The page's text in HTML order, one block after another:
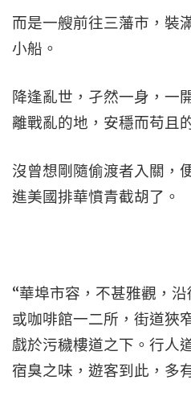
而是一艘前往三藩市，裝
小船。
降逢亂世，孑然一身，一
離戰亂的地，安穩而苟且
沒曾想剛隨偷渡者入關，
進美國排華憤青截胡了。
“華埠市容，不甚雅觀，
或咖啡館一二所，街道狹
戲於污穢樓道之下。行人
宿臭之味，遊客到此，多